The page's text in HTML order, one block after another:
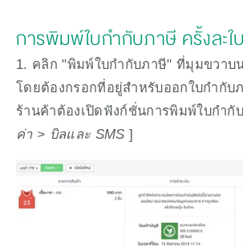
การพิมพ์ใบกำกับภาษี ครั้งละใบ
1. คลิก "พิมพ์ใบกำกับภาษี" ที่มุมขวาบ
โดยต้องกรอกที่อยู่สำหรับออกใบกำกับ
ร้านค้าต้องเปิดฟังก์ชั่นการพิมพ์ใบกำกั
ค่า > บิลและ SMS ]